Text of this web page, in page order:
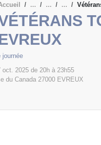
journée
oct. 2025 de 20h à 23h55
du Canada 27000 EVREUX